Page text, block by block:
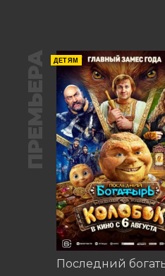
ПРЕМЬЕРА ДЕТЯМ